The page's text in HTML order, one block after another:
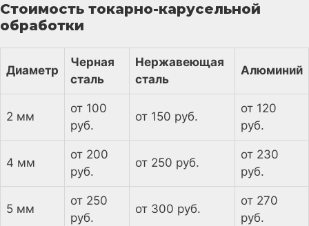
Стоимость токарно-карусельной
обработки
Диаметр
Черная
сталь
Нержавеющая
сталь
Алюминий
2 мм
от 100
руб.
от 150 руб.
от 120
руб.
4 мм
от 200
руб.
от 250 руб.
от 230
руб.
5 мм
от 250
руб.
от 300 руб.
от 270
руб.